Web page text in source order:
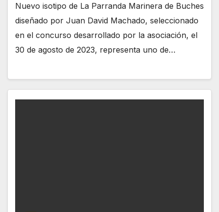
Nuevo isotipo de La Parranda Marinera de Buches
diseñado por Juan David Machado, seleccionado
en el concurso desarrollado por la asociación, el
30 de agosto de 2023, representa uno de…